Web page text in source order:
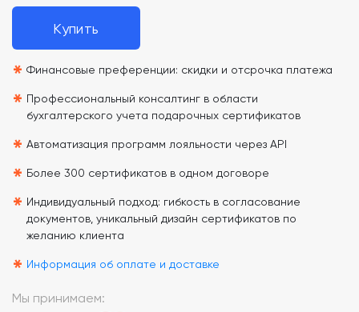
Купить
* Финансовые преференции: скидки и отсрочка платежа
* Профессиональный консалтинг в области
бухгалтерского учета подарочных сертификатов
* Автоматизация программ лояльности через API
* Более 300 сертификатов в одном договоре
* Индивидуальный подход: гибкость в согласование
документов, уникальный дизайн сертификатов по
желанию клиента
* Информация об оплате и доставке
Мы принимаем: